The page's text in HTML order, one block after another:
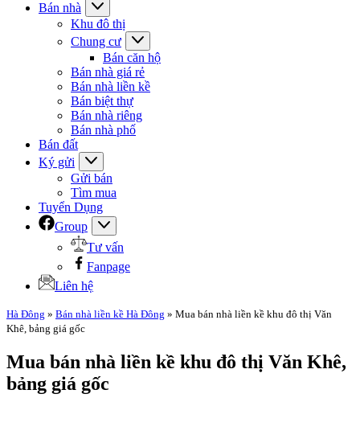
Bán nhà
Khu đô thị
Chung cư
Bán căn hộ
Bán nhà giá rẻ
Bán nhà liền kề
Bán biệt thự
Bán nhà riêng
Bán nhà phố
Bán đất
Ký gửi
Gửi bán
Tìm mua
Tuyển Dụng
Group
Tư vấn
Fanpage
Liên hệ
Hà Đông » Bán nhà liền kề Hà Đông » Mua bán nhà liền kề khu đô thị Văn
Khê, bảng giá gốc
Mua bán nhà liền kề khu đô thị Văn Khê,
bảng giá gốc